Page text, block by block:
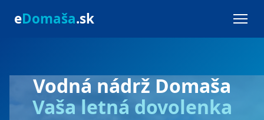
eDomaša.sk
Vodná nádrž Domaša
Vaša letná dovolenka